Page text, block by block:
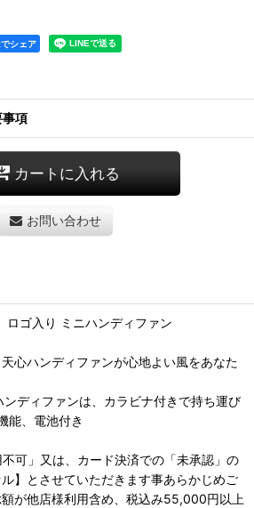
シェア
項
カートに入れる
お問い合わせ
ゴ入り ミニハンディファン
心ハンディファンが心地よい風をあなた
ディファンは、カラビナ付きで持ち運び
能、電池付き
可」又は、カード決済での「未承認」の
】とさせていただきます事あらかじめご
が他店様利用含め、税込み55,000円以上